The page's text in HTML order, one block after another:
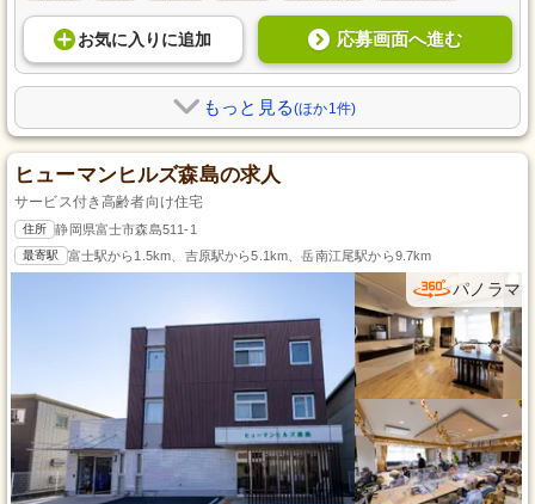
お気に入り に追加 応募画面へ進む
もっと見る(ほか1件)
ヒューマンヒルズ森島の求人
サービス付き高齢者向け住宅
住所 静岡県富士市森島511-1
最寄駅 富士駅から1.5km、吉原駅から5.1km、岳南江尾駅から9.7km
パノラマ